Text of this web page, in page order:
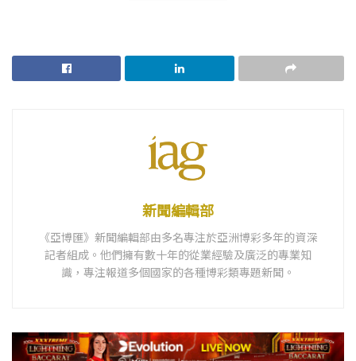
新聞編輯部
《亞博匯》新聞編輯部由多名專注於亞洲博彩多年的資深
記者組成。他們擁有數十年的從業經驗及廣泛的專業知
識，專注報道多個國家的各種博彩類專題新聞。